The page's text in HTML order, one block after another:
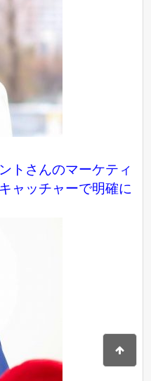
トさんのマーケティ
ャッチャーで明確に